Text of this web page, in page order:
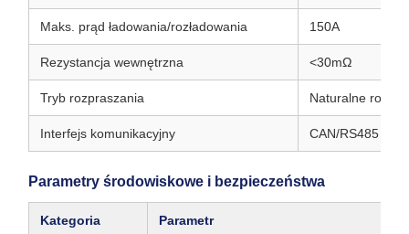
Maks. prąd ładowania/rozładowania 150A
Rezystancja wewnętrzna <30mΩ
Tryb rozpraszania Naturalne
Interfejs komunikacyjny CAN/RS485
Parametry środowiskowe i bezpieczeństwa
Kategoria Parametr